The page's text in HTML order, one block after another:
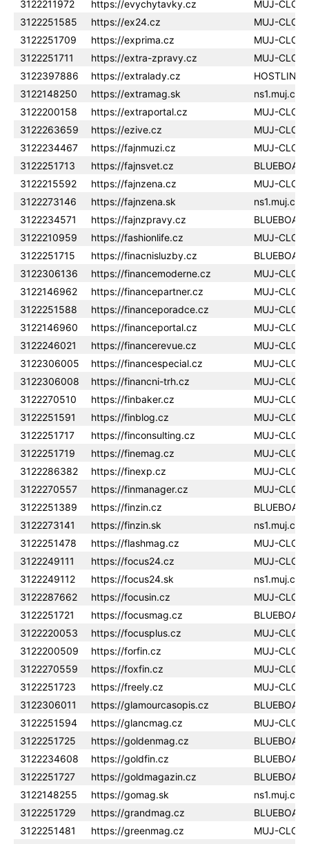
3122211972
https://evychytavky.cz
MUJ-
3122251585
https://ex24.cz
MUJ-
3122251709
https://exprima.cz
MUJ-
3122251711
https://extra-zpravy.cz
MUJ-
3122397886
https://extralady.cz
HOSTLINER
3122148250
https://extramag.sk
3122200158
https://extraportal.cz
MUJ-
3122263659
https://ezive.cz
MUJ-
3122234467
https://fajnmuzi.cz
MUJ-
3122251713
https://fajnsvet.cz
3122215592
https://fajnzena.cz
MUJ-
3122273146
https://fajnzena.sk
3122234571
https://fajnzpravy.cz
3122210959
https://fashionlife.cz
MUJ-
3122251715
https://finacnisluzby.cz
3122306136
https://financemoderne.cz
MUJ-
3122146962
https://financepartner.cz
MUJ-
3122251588
https://financeporadce.cz
MUJ-
3122146960
https://financeportal.cz
MUJ-
3122246021
https://financerevue.cz
MUJ-
3122306005
https://financespecial.cz
MUJ-
3122306008
https://financni-trh.cz
MUJ-
3122270510
https://finbaker.cz
MUJ-
3122251591
https://finblog.cz
MUJ-
3122251717
https://finconsulting.cz
MUJ-
3122251719
https://finemag.cz
MUJ-
3122286382
https://finexp.cz
MUJ-
3122270557
https://finmanager.cz
MUJ-
3122251389
https://finzin.cz
3122273141
https://finzin.sk
3122251478
https://flashmag.cz
MUJ-
3122249111
https://focus24.cz
MUJ-
3122249112
https://focus24.sk
3122287662
https://focusin.cz
MUJ-
3122251721
https://focusmag.cz
3122220053
https://focusplus.cz
MUJ-
3122200509
https://forfin.cz
MUJ-
3122270559
https://foxfin.cz
MUJ-
3122251723
https://freely.cz
MUJ-
3122306011
https://glamourcasopis.cz
3122251594
https://glancmag.cz
MUJ-
3122251725
https://goldenmag.cz
3122234608
https://goldfin.cz
3122251727
https://goldmagazin.cz
3122148255
https://gomag.sk
3122251729
https://grandmag.cz
3122251481
https://greenmag.cz
MUJ-